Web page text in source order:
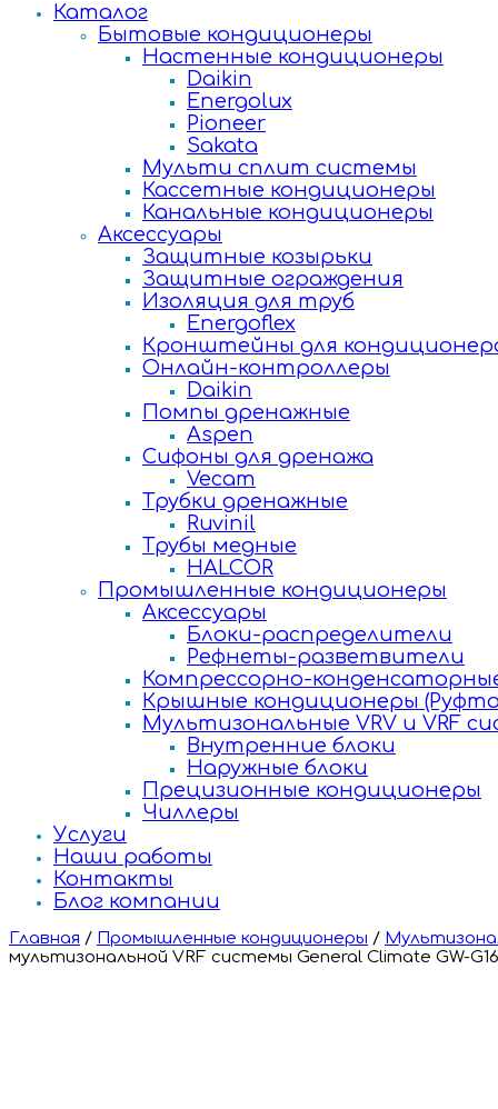
Каталог
Бытовые кондиционеры
Настенные кондиционеры
Daikin
Energolux
Pioneer
Sakata
Мульти сплит системы
Кассетные кондиционеры
Канальные кондиционеры
Аксессуары
Защитные козырьки
Защитные ограждения
Изоляция для труб
Energoflex
Кронштейны для
Онлайн-контроллеры
Daikin
Помпы дренажные
Aspen
Сифоны для дренажа
Vecam
Трубки дренажные
Ruvinil
Трубы медные
HALCOR
Промышленные кондиционеры
Аксессуары
Блоки-распределители
Рефнеты-разветвители
Компрессорно-
Крышные кондиционеры
Мультизональные VRV и VRF
Внутренние блоки
Наружные блоки
Прецизионные кондиционеры
Чиллеры
Услуги
Наши работы
Контакты
Блог компании
Главная / Промышленные кондиционеры /
мультизональной VRF системы General Climate GW-